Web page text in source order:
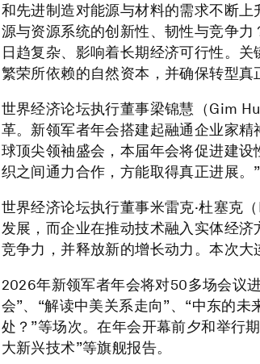
和先进制造对能源与材料的需求不断
源与资源系统的创新性、韧性与竞争
日趋复杂、影响着长期经济可行性。
繁荣所依赖的自然资本，并确保转型真
世界经济论坛执行董事梁锦慧（Gim
革。新领军者年会搭建起融通企业家
球顶尖领袖盛会，本届年会将促进建
织之间通力合作，方能取得真正进展。”
世界经济论坛执行董事米雷克·杜塞克
发展，而企业在推动技术融入实体经
竞争力，并释放新的增长动力。本次
2026年新领军者年会将对50多场会议
会”、“解读中美关系走向”、“中东的未
处？”等场次。在年会开幕前夕和举行
大新兴技术”等旗舰报告。